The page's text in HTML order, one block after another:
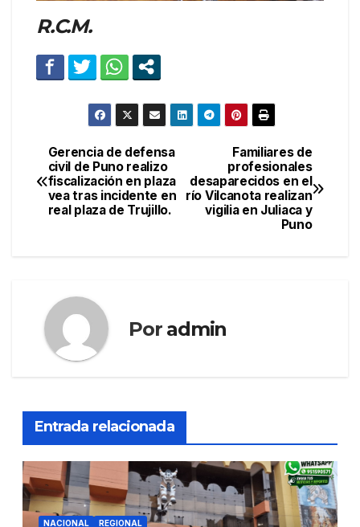
R.C.M.
Navegación
de
entradas
Familiares de
profesionales
desaparecidos en el
río Vilcanota realizan
vigilia en Juliaca y
Puno
Gerencia de defensa
civil de Puno realizo
fiscalización en plaza
vea tras incidente en
real plaza de Trujillo.
Por admin
Entrada relacionada
NACIONAL REGIONAL